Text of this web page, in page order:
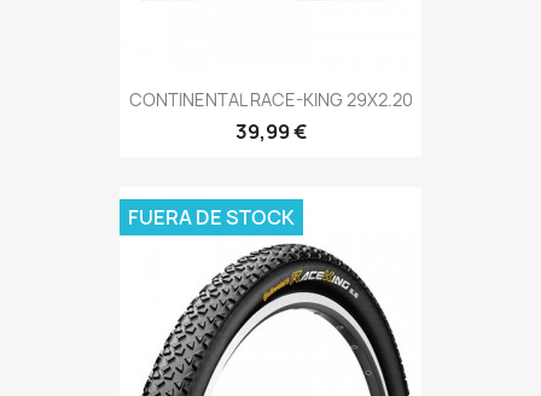
CONTINENTAL RACE-KING 29X2.20
39,99 €
FUERA DE STOCK